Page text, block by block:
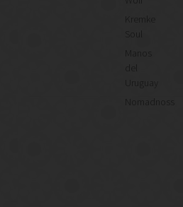
Kremke
Manos
Uruguay
Nomadnoss